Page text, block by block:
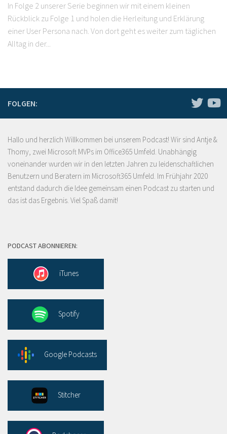
In Folge 2 unserer Serie beginnen wir mit einem kleinen
Rückblick zu Folge 1 und holen die Herleitung und Erklärung
einer User Persona nach. Von dort geht es weiter zum täglichen
Alltag in der...
FOLGEN:
Hallo und herzlich Willkommen bei unserem Podcast! Wir sind Antje &
Thomy, zwei Microsoft MVPs im Office365 Umfeld. Unabhängig
voneinander wurden wir in den letzten Jahren zu leidenschaftlichen
Benutzern und Beratern im Microsoft365 Umfeld. Im Frühjahr 2020
entstand dadurch die Idee gemeinsam einen Podcast zu starten und
das ist das Ergebnis. Viel Spaß damit!
PODCAST ABONNIEREN:
iTunes
Spotify
Google Podcasts
Stitcher